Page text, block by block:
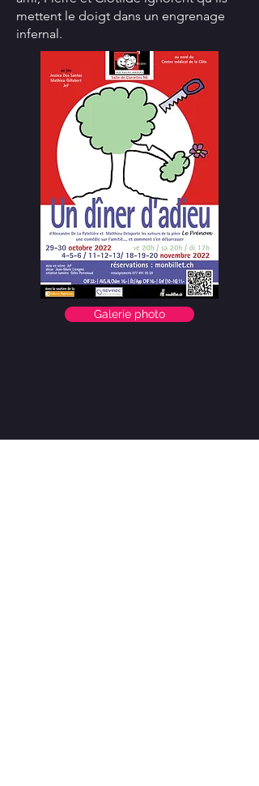
mettent le doigt dans un engrenage
infernal.
Galerie photo